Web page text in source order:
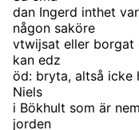
dan Ingerd inthet
någon saköre
vtwijsat eller borgat
kan edz
öd: bryta, altså icke
Niels
i Bökhult som är
jorden